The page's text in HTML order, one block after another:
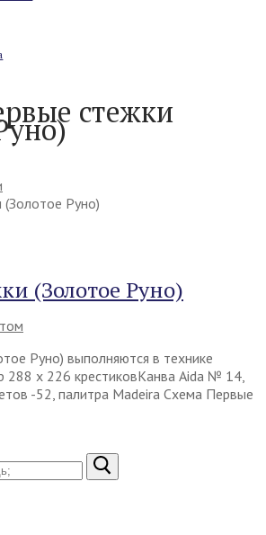
стежки
Руно)
(Золотое Руно)
Руно) выполняются в технике
288 х 226 крестиковКанва Aida № 14,
-52, палитра Madeira Схема Первые